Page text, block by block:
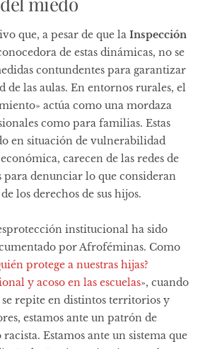
que, a pesar de que la Inspección
de estas dinámicas, no se
contundentes para garantizar
de las aulas. En entornos rurales, el
actúa como una mordaza
como para familias. Estas
en situación de vulnerabilidad
carecen de las redes de
para denunciar lo que consideran
los derechos de sus hijos.
institucional ha sido
por Afroféminas. Como
protege a nuestras hijas?
y acoso en las escuelas», cuando
repite en distintos territorios y
estamos ante un patrón de
Estamos ante un sistema que